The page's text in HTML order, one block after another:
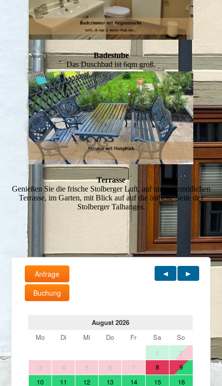
Badestube
Das Duschbad ist 6qm groß.
Terrasse
Genießen Sie die frische Stolberger Luft, auf unser gemütlichen
Terrasse, im Garten, mit Blick auf auf die östliche Seite des
Stolberger Talhanges.